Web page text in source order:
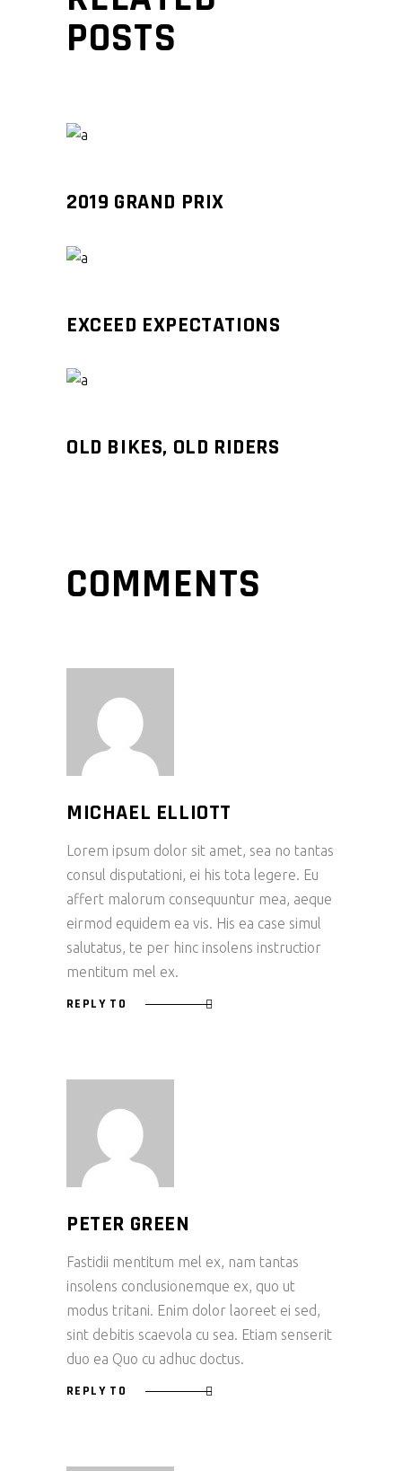
POSTS
2019 GRAND PRIX
EXCEED EXPECTATIONS
OLD BIKES, OLD RIDERS
COMMENTS
MICHAEL ELLIOTT
Lorem ipsum dolor sit amet, sea no tantas
consul disputationi, ei his tota legere. Eu
affert malorum consequuntur mea, aeque
eirmod equidem ea vis. His ea case simul
salutatus, te per hinc insolens instructior
mentitum mel ex.
REPLY TO
PETER GREEN
Fastidii mentitum mel ex, nam tantas
insolens conclusionemque ex, quo ut
modus tritani. Enim dolor laoreet ei sed,
sint debitis scaevola cu sea. Etiam senserit
duo ea Quo cu adhuc doctus.
REPLY TO